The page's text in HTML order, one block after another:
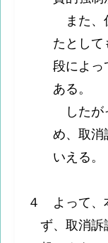
また、
たとして
段によっ
ある。
したが
め、取消
いえる。
４ よって、
ず、取消訴